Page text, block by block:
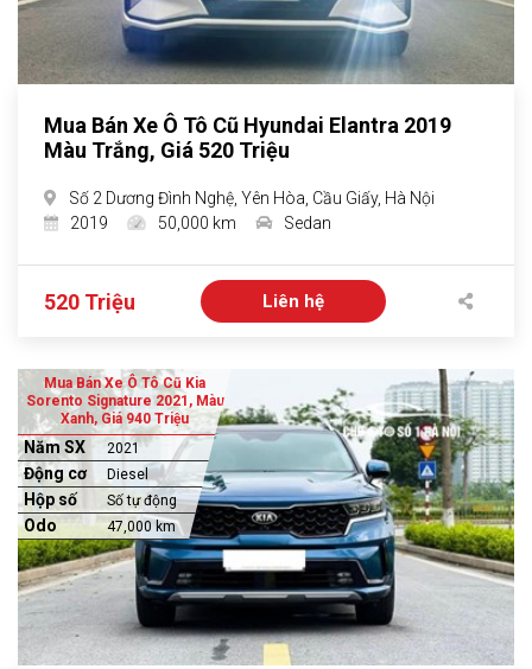
Mua Bán Xe Ô Tô Cũ Hyundai Elantra 2019
Màu Trắng, Giá 520 Triệu
Số 2 Dương Đình Nghệ, Yên Hòa, Cầu Giấy, Hà Nội
2019
50,000 km Sedan
520 Triệu Liên hệ
Mua Bán Xe Ô Tô Cũ Kia
Sorento Signature 2021, Màu
Xanh, Giá 940 Triệu
Năm SX 2021
Động cơ Diesel
Hộp số Số tự động
Odo 47,000 km